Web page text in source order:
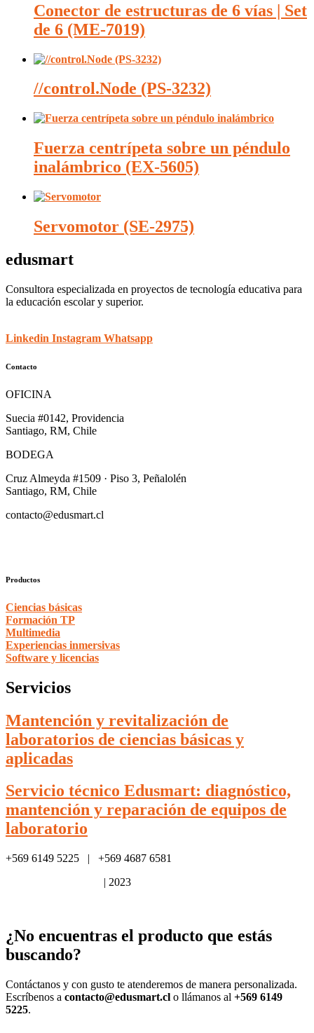
Conector de estructuras de 6 vías | Set
de 6 (ME-7019)
//control.Node (PS-3232)
Fuerza centrípeta sobre un péndulo
inalámbrico (EX-5605)
Servomotor (SE-2975)
edusmart
Consultora especializada en proyectos de tecnología educativa para
la educación escolar y superior.
Linkedin Instagram Whatsapp
Contacto
OFICINA
Suecia #0142, Providencia
Santiago, RM, Chile
BODEGA
Cruz Almeyda #1509 · Piso 3, Peñalolén
Santiago, RM, Chile
contacto@edusmart.cl
Productos
Ciencias básicas
Formación TP
Multimedia
Experiencias inmersivas
Software y licencias
Servicios
Mantención y revitalización de
laboratorios de ciencias básicas y
aplicadas
Servicio técnico Edusmart: diagnóstico,
mantención y reparación de equipos de
laboratorio
+569 6149 5225 | +569 4687 6581
| 2023
¿No encuentras el producto que estás
buscando?
Contáctanos y con gusto te atenderemos de manera personalizada.
Escríbenos a contacto@edusmart.cl o llámanos al +569 6149
5225.